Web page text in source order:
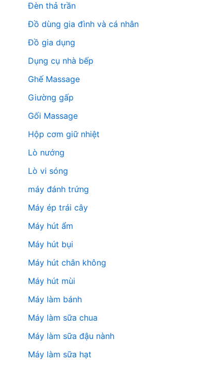
Đèn thả trần
Đồ dùng gia đình và cá nhân
Đồ gia dụng
Dụng cụ nhà bếp
Ghế Massage
Giường gấp
Gối Massage
Hộp cơm giữ nhiệt
Lò nướng
Lò vi sóng
máy đánh trứng
Máy ép trái cây
Máy hút ẩm
Máy hút bụi
Máy hút chân không
Máy hút mùi
Máy làm bánh
Máy làm sữa chua
Máy làm sữa đậu nành
Máy làm sữa hạt